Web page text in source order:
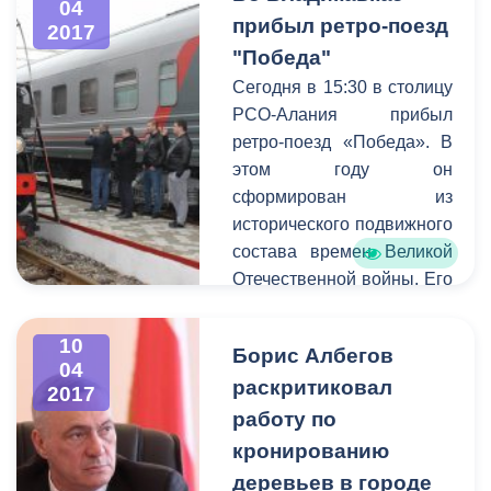
чтобы полностью
подготовить систему к
началу следующего
отопительного сезона и
избавить жителей города
от возможных неудобств.
незаконного
сооружений на
территории города. На
совещании
присутствовали начальник
Управления
административно-
технической
инспекцииАстан Кесаев,
заместитель главы АМС,
направление
Цоков
города
Алагови
Дударов.
04
2017
прибыл ретро-поезд
"Победа"
Сегодня в 15:30 в столицу
РСО-Алания прибыл
ретро-поезд «Победа». В
этом году он
сформирован из
исторического подвижного
состава времен Великой
Отечественной войны. Его
участие в Сталинградской
битве.
Платформа
железнодорожной станции
10
04
2017
Борис Албегов
раскритиковал
работу по
кронированию
деревьев в городе